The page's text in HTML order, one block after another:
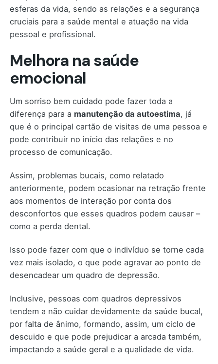
esferas da vida, sendo as relações e a segurança
cruciais para a saúde mental e atuação na vida
pessoal e profissional.
Melhora na saúde
emocional
Um sorriso bem cuidado pode fazer toda a
diferença para a manutenção da autoestima, já
que é o principal cartão de visitas de uma pessoa e
pode contribuir no início das relações e no
processo de comunicação.
Assim, problemas bucais, como relatado
anteriormente, podem ocasionar na retração frente
aos momentos de interação por conta dos
desconfortos que esses quadros podem causar –
como a perda dental.
Isso pode fazer com que o indivíduo se torne cada
vez mais isolado, o que pode agravar ao ponto de
desencadear um quadro de depressão.
Inclusive, pessoas com quadros depressivos
tendem a não cuidar devidamente da saúde bucal,
por falta de ânimo, formando, assim, um ciclo de
descuido e que pode prejudicar a arcada também,
impactando a saúde geral e a qualidade de vida.